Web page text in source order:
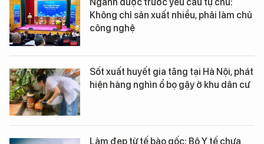
Không chỉ sản xuất nhiều, phải làm chủ
công nghệ
Sốt xuất huyết gia tăng tại Hà Nội, phát
hiện hàng nghìn ổ bọ gậy ở khu dân cư
Làm đẹp từ tế bào gốc: Bộ Y tế chưa